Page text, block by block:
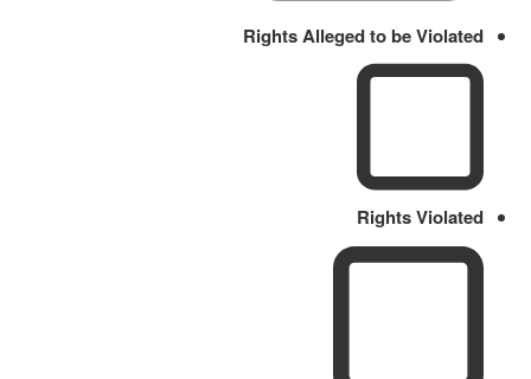
Rights Alleged to be Violated
Rights Violated